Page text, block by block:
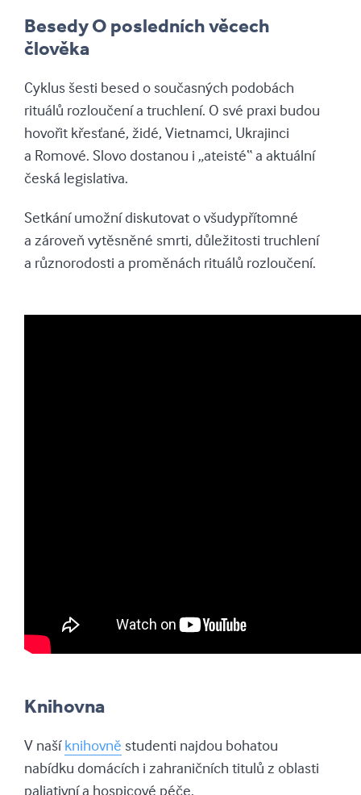
Besedy O posledních věcech
člověka
Cyklus šesti besed o současných podobách
rituálů rozloučení a truchlení. O své praxi budou
hovořit křesťané, židé, Vietnamci, Ukrajinci
a Romové. Slovo dostanou i „ateisté“ a aktuální
česká legislativa.
Setkání umožní diskutovat o všudypřítomné
a zároveň vytěsněné smrti, důležitosti truchlení
a různorodosti a proměnách rituálů rozloučení.
Knihovna
V našíknihovně studenti najdou bohatou
nabídku domácích i zahraničních titulů z oblasti
paliativní a hospicové péče.